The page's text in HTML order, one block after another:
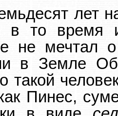
лет
в то время
не мечтал о
в Земле
такой
Пинес,